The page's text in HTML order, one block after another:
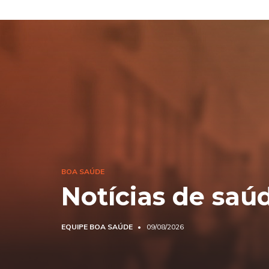
BOA SAÚDE
Notícias de
EQUIPE BOA SAÚDE 09/08/2026